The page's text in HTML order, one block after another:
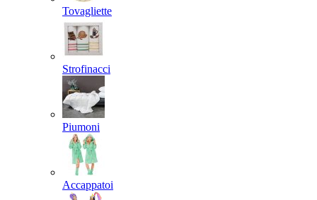
Tovagliette
Strofinacci
Piumoni
Accappatoi